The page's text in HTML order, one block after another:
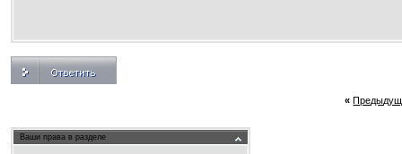
«
Ваши права в разделе